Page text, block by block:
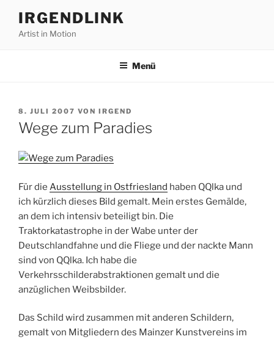
Inhalt
springen
IRGENDLINK
Artist in Motion
Menü
VERÖFFENTLICHT
AM
8. JULI 2007 VON IRGEND
Wege zum Paradies
Für die Ausstellung in Ostfriesland haben QQlka und
ich kürzlich dieses Bild gemalt. Mein erstes Gemälde,
an dem ich intensiv beteiligt bin. Die
Traktorkatastrophe in der Wabe unter der
Deutschlandfahne und die Fliege und der nackte Mann
sind von QQlka. Ich habe die
Verkehrsschilderabstraktionen gemalt und die
anzüglichen Weibsbilder.
Das Schild wird zusammen mit anderen Schildern,
gemalt von Mitgliedern des Mainzer Kunstvereins im